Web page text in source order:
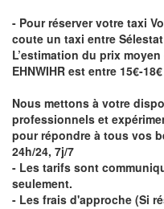
- Pour réserver votre taxi
coute un taxi entre Sélestat
L’estimation du prix
EHNWIHR est entre 15€-
Nous mettons à votre
professionnels et
pour répondre à tous vos
24h/24, 7j/7
- Les tarifs sont
seulement.
- Les frais d'approche (Si